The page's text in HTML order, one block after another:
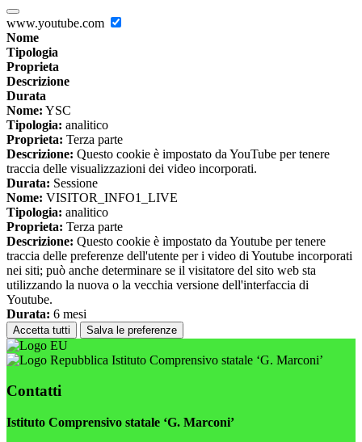
www.youtube.com
Nome
Tipologia
Proprieta
Descrizione
Durata
Nome: YSC
Tipologia: analitico
Proprieta: Terza parte
Descrizione: Questo cookie è impostato da YouTube per tenere
traccia delle visualizzazioni dei video incorporati.
Durata: Sessione
Nome: VISITOR_INFO1_LIVE
Tipologia: analitico
Proprieta: Terza parte
Descrizione: Questo cookie è impostato da Youtube per tenere
traccia delle preferenze dell'utente per i video di Youtube incorporati
nei siti; può anche determinare se il visitatore del sito web sta
utilizzando la nuova o la vecchia versione dell'interfaccia di
Youtube.
Durata: 6 mesi
Accetta tutti Salva le preferenze
Istituto Comprensivo statale ‘G. Marconi’
Contatti
Istituto Comprensivo statale ‘G. Marconi’